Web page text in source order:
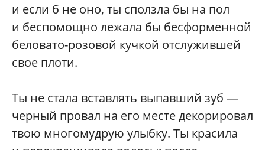
и если б не оно, ты сползла бы на пол
и беспомощно лежала бы бесформенной
беловато-розовой кучкой отслужившей
свое плоти.
Ты не стала вставлять выпавший зуб —
черный провал на его месте декорировал
твою многомудрую улыбку. Ты красила